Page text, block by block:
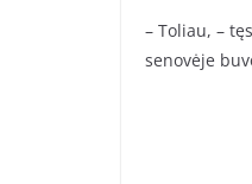
– Toliau, –
senovėje